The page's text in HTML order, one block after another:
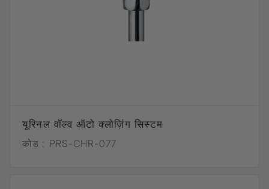
यूरिनल वॉल्व ऑटो क्लोज़िंग सिस्टम
कोड : PRS-CHR-077